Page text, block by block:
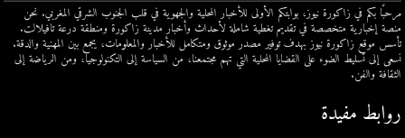
مرحبًا بكم في زاكورة نيوز، بوابتكم الأولى للأخبار المحلية والجهوية في قلب الجنوب الشرقي المغربي. نحن
منصة إخبارية متخصصة في تقديم تغطية شاملة لأحداث وأخبار مدينة زاكورة ومنطقة درعة تافيلالت.
تأسس موقع زاكورة نيوز بهدف توفير مصدر موثوق ومتكامل للأخبار والمعلومات، يجمع بين المهنية والدقة.
نسعى إلى تسليط الضوء على القضايا المحلية التي تهم مجتمعنا، من السياسة إلى التكنولوجيا، ومن الرياضة إلى
الثقافة والفن.
روابط مفيدة